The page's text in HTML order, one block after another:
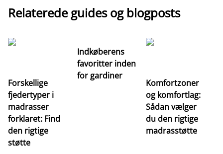
Relaterede guides og blogposts
Forskellige
fjedertyper i
madrasser
forklaret: Find
den rigtige
støtte
Indkøberens
favoritter inden
for gardiner
Komfortzoner
og komfortlag:
Sådan vælger
du den rigtige
madrasstøtte